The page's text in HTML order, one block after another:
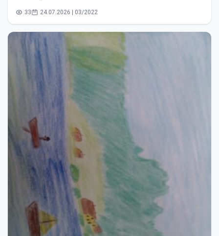
33 24.07.2026 | 03/2022